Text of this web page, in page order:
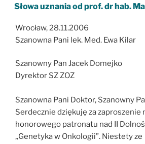
W
Słowa uznania od prof. dr hab.
Wrocław, 28.11.2006
Szanowna Pani lek. Med. Ewa Kilar
Szanowny Pan Jacek Domejko
Dyrektor SZ ZOZ
Szanowna Pani Doktor, Szanowny
Serdecznie dziękuję za zaproszenie
honorowego patronatu nad II
„Genetyka w Onkologii”. Niestety ze